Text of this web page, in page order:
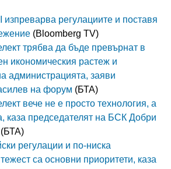
изпреварва регулациите и поставя
(Bloomberg TV)
трябва да бъде превърнат в
икономическия растеж и
администрацията, заяви
на форум (БТА)
вече не е просто технология, а
каза председателят на БСК Добри
(БТА)
регулации и по-ниска
са основни приоритети, каза